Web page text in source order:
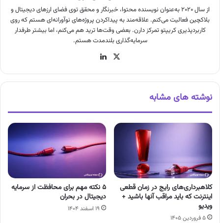
از سال ۲۰۲۰ به‌عنوان نویسنده محتوا، خبرنگار و محقق توی فضای ارزهای دیجیتال و
بلاکچین فعالیت می‌کنم. علاقه‌مند به پیداکردن پروژه‌های نوآورانه‌ای هستم که روی
کاربردپذیری کریپتو تمرکز دارن. بعضی وقت‌ها ترید هم می‌کنم، اما بیشتر طرفدار
سرمایه‌گذاری بلندمدت هستم.
X
نوشته های مشابه
کلاهبرداری‌های رایج در زمان قطعی
اینترنت که باید مراقب آنها باشید +
ویدیو
۵ فروردین ۱۴۰۵
۵ نکته مهم برای محافظت از سرمایه
دیجیتال در بحران
۱۹ اسفند ۱۴۰۴